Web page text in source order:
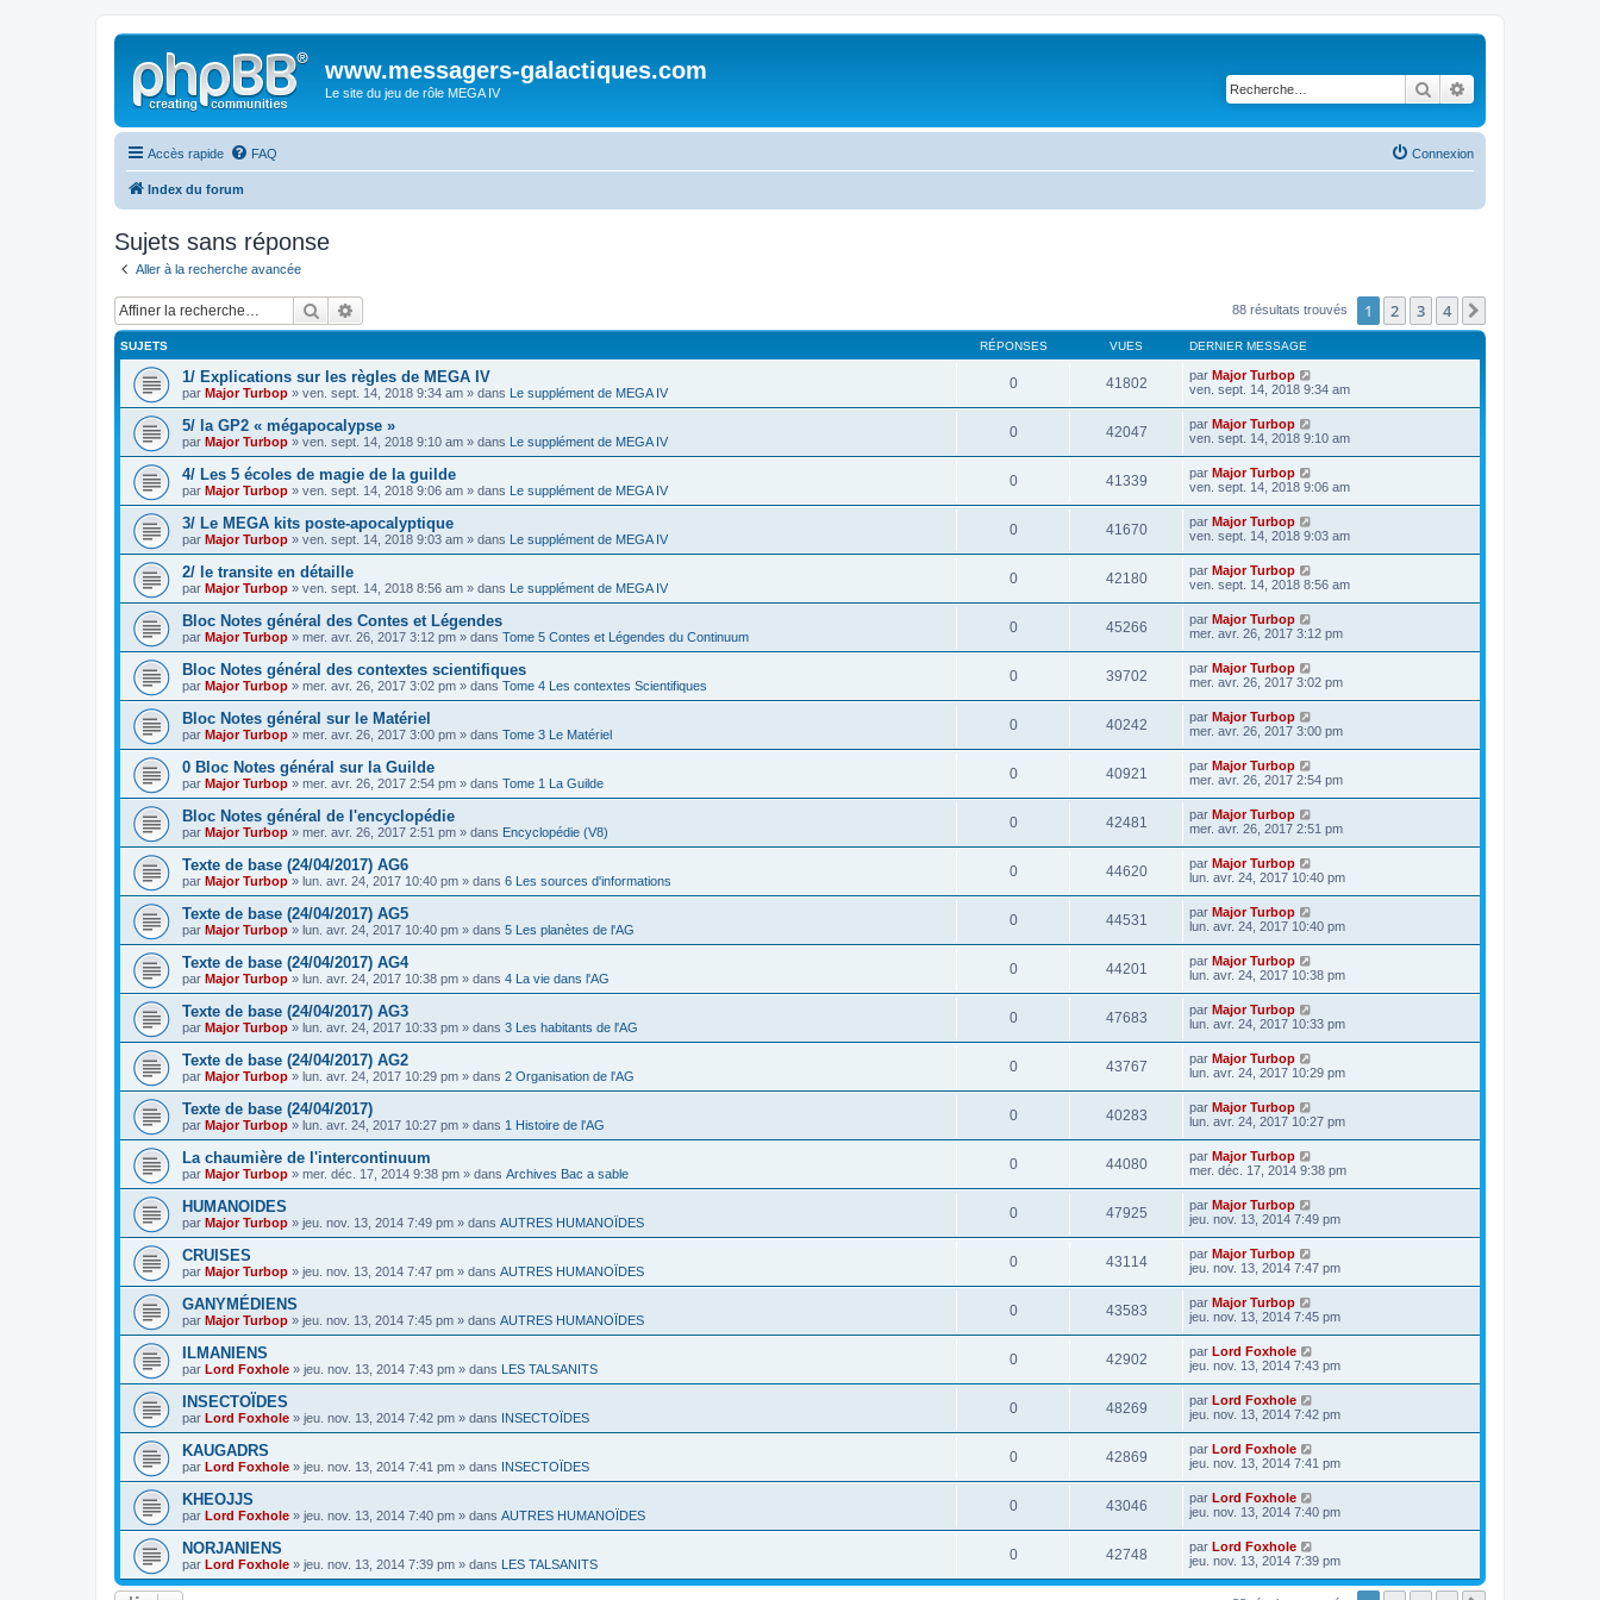
www.messagers-galactiques.com
Le site du jeu de rôle MEGA IV Rechercher
Accès rapide FAQ Connexion
Index du forum
Sujets sans réponse
Aller à la recherche avancée
Rechercher 88 résultats trouvés 1 2 3 4
SUJETS RÉPONSES VUES DERNIER MESSAGE
1/ Explications sur les règles de MEGA IV
par Major Turbop » ven. sept. 14, 2018 9:34 am » dans Le supplément de MEGA IV
0 41802 par Major Turbop
ven. sept. 14, 2018 9:34 am
5/ la GP2 « mégapocalypse »
par Major Turbop » ven. sept. 14, 2018 9:10 am » dans Le supplément de MEGA IV
0 42047 par Major Turbop
ven. sept. 14, 2018 9:10 am
4/ Les 5 écoles de magie de la guilde
par Major Turbop » ven. sept. 14, 2018 9:06 am » dans Le supplément de MEGA IV
0 41339 par Major Turbop
ven. sept. 14, 2018 9:06 am
3/ Le MEGA kits poste-apocalyptique
par Major Turbop » ven. sept. 14, 2018 9:03 am » dans Le supplément de MEGA IV
0 41670 par Major Turbop
ven. sept. 14, 2018 9:03 am
2/ le transite en détaille
par Major Turbop » ven. sept. 14, 2018 8:56 am » dans Le supplément de MEGA IV
0 42180 par Major Turbop
ven. sept. 14, 2018 8:56 am
Bloc Notes général des Contes et Légendes
par Major Turbop » mer. avr. 26, 2017 3:12 pm » dans Tome 5 Contes et Légendes du Continuum
0 45266 par Major Turbop
mer. avr. 26, 2017 3:12 pm
Bloc Notes général des contextes scientifiques
par Major Turbop » mer. avr. 26, 2017 3:02 pm » dans Tome 4 Les contextes Scientifiques
0 39702 par Major Turbop
mer. avr. 26, 2017 3:02 pm
Bloc Notes général sur le Matériel
par Major Turbop » mer. avr. 26, 2017 3:00 pm » dans Tome 3 Le Matériel
0 40242 par Major Turbop
mer. avr. 26, 2017 3:00 pm
0 Bloc Notes général sur la Guilde
par Major Turbop » mer. avr. 26, 2017 2:54 pm » dans Tome 1 La Guilde
0 40921 par Major Turbop
mer. avr. 26, 2017 2:54 pm
Bloc Notes général de l'encyclopédie
par Major Turbop » mer. avr. 26, 2017 2:51 pm » dans Encyclopédie (V8)
0 42481 par Major Turbop
mer. avr. 26, 2017 2:51 pm
Texte de base (24/04/2017) AG6
par Major Turbop » lun. avr. 24, 2017 10:40 pm » dans 6 Les sources d'informations
0 44620 par Major Turbop
lun. avr. 24, 2017 10:40 pm
Texte de base (24/04/2017) AG5
par Major Turbop » lun. avr. 24, 2017 10:40 pm » dans 5 Les planètes de l'AG
0 44531 par Major Turbop
lun. avr. 24, 2017 10:40 pm
Texte de base (24/04/2017) AG4
par Major Turbop » lun. avr. 24, 2017 10:38 pm » dans 4 La vie dans l'AG
0 44201 par Major Turbop
lun. avr. 24, 2017 10:38 pm
Texte de base (24/04/2017) AG3
par Major Turbop » lun. avr. 24, 2017 10:33 pm » dans 3 Les habitants de l'AG
0 47683 par Major Turbop
lun. avr. 24, 2017 10:33 pm
Texte de base (24/04/2017) AG2
par Major Turbop » lun. avr. 24, 2017 10:29 pm » dans 2 Organisation de l'AG
0 43767 par Major Turbop
lun. avr. 24, 2017 10:29 pm
Texte de base (24/04/2017)
par Major Turbop » lun. avr. 24, 2017 10:27 pm » dans 1 Histoire de l'AG
0 40283 par Major Turbop
lun. avr. 24, 2017 10:27 pm
La chaumière de l'intercontinuum
par Major Turbop » mer. déc. 17, 2014 9:38 pm » dans Archives Bac a sable
0 44080 par Major Turbop
mer. déc. 17, 2014 9:38 pm
HUMANOIDES
par Major Turbop » jeu. nov. 13, 2014 7:49 pm » dans AUTRES HUMANOÏDES
0 47925 par Major Turbop
jeu. nov. 13, 2014 7:49 pm
CRUISES
par Major Turbop » jeu. nov. 13, 2014 7:47 pm » dans AUTRES HUMANOÏDES
0 43114 par Major Turbop
jeu. nov. 13, 2014 7:47 pm
GANYMÉDIENS
par Major Turbop » jeu. nov. 13, 2014 7:45 pm » dans AUTRES HUMANOÏDES
0 43583 par Major Turbop
jeu. nov. 13, 2014 7:45 pm
ILMANIENS
par Lord Foxhole » jeu. nov. 13, 2014 7:43 pm » dans LES TALSANITS
0 42902 par Lord Foxhole
jeu. nov. 13, 2014 7:43 pm
INSECTOÏDES
par Lord Foxhole » jeu. nov. 13, 2014 7:42 pm » dans INSECTOÏDES
0 48269 par Lord Foxhole
jeu. nov. 13, 2014 7:42 pm
KAUGADRS
par Lord Foxhole » jeu. nov. 13, 2014 7:41 pm » dans INSECTOÏDES
0 42869 par Lord Foxhole
jeu. nov. 13, 2014 7:41 pm
KHEOJJS
par Lord Foxhole » jeu. nov. 13, 2014 7:40 pm » dans AUTRES HUMANOÏDES
0 43046 par Lord Foxhole
jeu. nov. 13, 2014 7:40 pm
NORJANIENS
par Lord Foxhole » jeu. nov. 13, 2014 7:39 pm » dans LES TALSANITS
0 42748 par Lord Foxhole
jeu. nov. 13, 2014 7:39 pm